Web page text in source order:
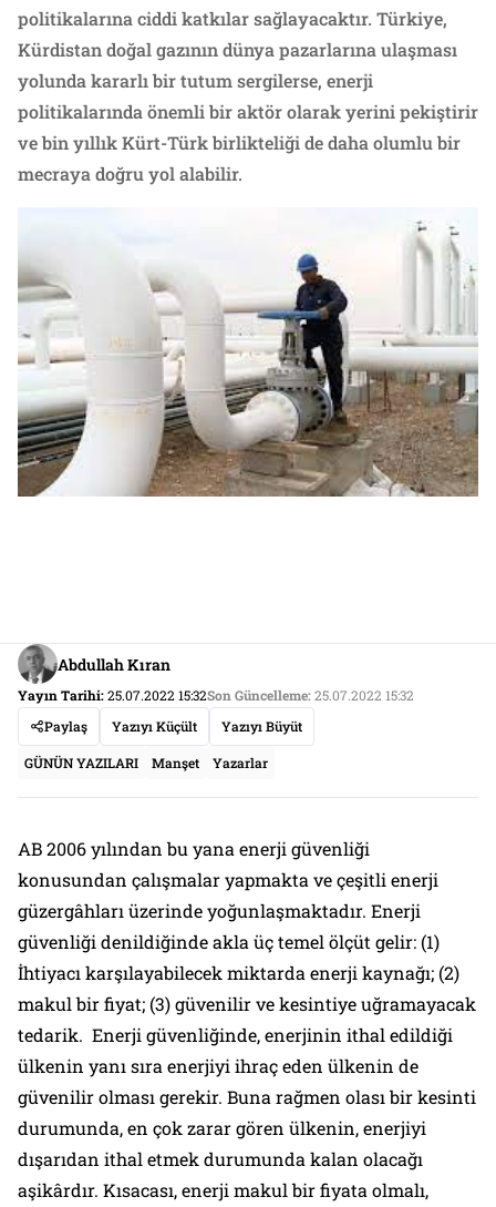
politikalarına ciddi katkılar sağlayacaktır. Türkiye,
Kürdistan doğal gazının dünya pazarlarına ulaşması
yolunda kararlı bir tutum sergilerse, enerji
politikalarında önemli bir aktör olarak yerini pekiştirir
ve bin yıllık Kürt-Türk birlikteliği de daha olumlu bir
mecraya doğru yol alabilir.
Abdullah Kıran
Yayın Tarihi:25.07.2022 15:32Son Güncelleme:25.07.2022 15:32
Paylaş
Yazıyı Küçült Yazıyı Büyüt
GÜNÜN YAZILARI Manşet Yazarlar
AB 2006 yılından bu yana enerji güvenliği
konusundan çalışmalar yapmakta ve çeşitli enerji
güzergâhları üzerinde yoğunlaşmaktadır. Enerji
güvenliği denildiğinde akla üç temel ölçüt gelir: (1)
İhtiyacı karşılayabilecek miktarda enerji kaynağı; (2)
makul bir fiyat; (3) güvenilir ve kesintiye uğramayacak
tedarik. Enerji güvenliğinde, enerjinin ithal edildiği
ülkenin yanı sıra enerjiyi ihraç eden ülkenin de
güvenilir olması gerekir. Buna rağmen olası bir kesinti
durumunda, en çok zarar gören ülkenin, enerjiyi
dışarıdan ithal etmek durumunda kalan olacağı
aşikârdır. Kısacası, enerji makul bir fiyata olmalı,